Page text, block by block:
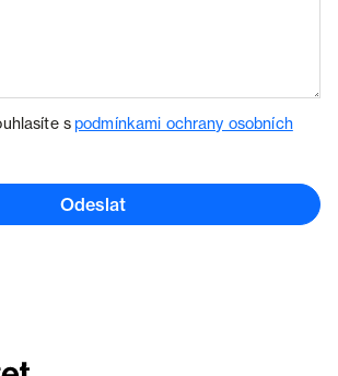
spodmínkami ochrany osobních
Odeslat